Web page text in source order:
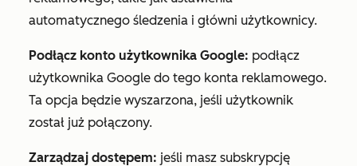
automatycznego śledzenia i główni użytkownicy.
Podłącz konto użytkownika Google: podłącz
użytkownika Google do tego konta reklamowego.
Ta opcja będzie wyszarzona, jeśli użytkownik
został już połączony.
Zarządzaj dostępem: jeśli masz subskrypcję